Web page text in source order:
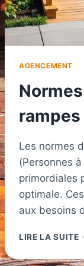
AGENCEMENT
rampes
Les normes
(Personnes
primordiales
optimale.
aux besoins
LIRE LA SUITE